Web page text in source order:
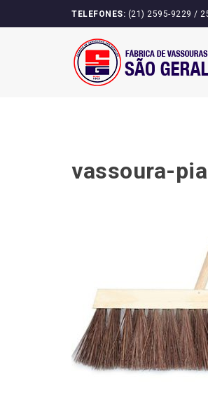
to
TELEFONES: (21) 2595-9229 /
vassoura-